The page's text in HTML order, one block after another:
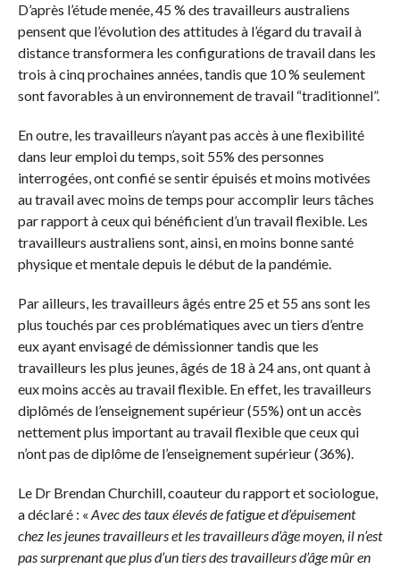
D’après l’étude menée, 45 % des travailleurs australiens
pensent que l’évolution des attitudes à l’égard du travail à
distance transformera les configurations de travail dans les
trois à cinq prochaines années, tandis que 10 % seulement
sont favorables à un environnement de travail “traditionnel”.
En outre, les travailleurs n’ayant pas accès à une flexibilité
dans leur emploi du temps, soit 55% des personnes
interrogées, ont confié se sentir épuisés et moins motivées
au travail avec moins de temps pour accomplir leurs tâches
par rapport à ceux qui bénéficient d’un travail flexible.Les
travailleurs australiens sont, ainsi, en moins bonne santé
physique et mentale depuis le début de la pandémie.
Par ailleurs, les travailleurs âgés entre 25 et 55 ans sont les
plus touchés par ces problématiques avec un tiers d’entre
eux ayant envisagé de démissionner tandis que les
travailleurs les plus jeunes, âgés de 18 à 24 ans, ont quant à
eux moins accès au travail flexible.En effet, les travailleurs
diplômés de l’enseignement supérieur(55%)ont un accès
nettement plus important au travail flexible que ceux qui
n’ont pas de diplôme de l’enseignement supérieur(36%).
Le Dr Brendan Churchill, coauteur du rapport et sociologue,
a déclaré : « Avec des taux élevés de fatigue et d’épuisement
chez les jeunes travailleurs et les travailleurs d’âge moyen, il n’est
pas surprenant que plus d’un tiers des travailleurs d’âge mûr en